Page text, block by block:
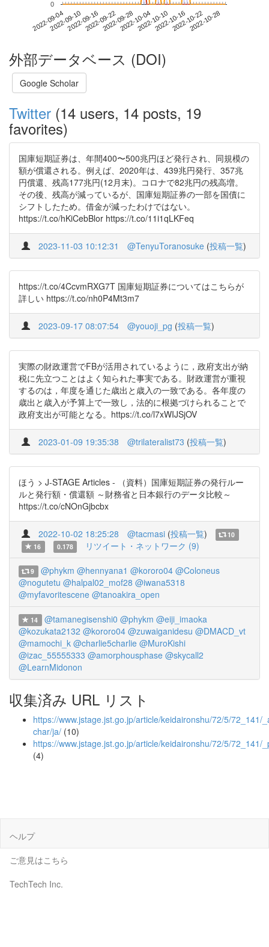
2022-09-042022-09-102022-09-162022-09-222022-09-282022-10-042022-10-102022-10-162022-10-222022-10-28
0
外部データベース (DOI)
Google Scholar
Twitter (14 users, 14 posts, 19
favorites)
国庫短期証券は、年間400〜500兆円ほど発行され、同規模の
額が償還される。例えば、2020年は、439兆円発行、357兆
円償還、残高177兆円(12月末)。コロナで82兆円の残高増。
その後、残高が減っているが、国庫短期証券の一部を国債に
シフトしたため。借金が減ったわけではない。
https://t.co/hKiCebBlor https://t.co/11i1qLKFeq
2023-11-03 10:12:31 @TenyuToranosuke (投稿一覧)
https://t.co/4CcvmRXG7T 国庫短期証券についてはこちらが
詳しい https://t.co/nh0P4Mt3m7
2023-09-17 08:07:54 @youoji_pg (投稿一覧)
実際の財政運営でFBが活用されているように，政府支出が納
税に先立つことはよく知られた事実である。財政運営が重視
するのは，年度を通じた歳出と歳入の一致である。各年度の
歳出と歳入が予算上で一致し，法的に根拠づけられることで
政府支出が可能となる。https://t.co/l7xWIJSjOV
2023-01-09 19:35:38 @trilateralist73 (投稿一覧)
ほう > J-STAGE Articles - （資料）国庫短期証券の発行ルー
ルと発行額・償還額 ～財務省と日本銀行のデータ比較～
https://t.co/cNOnGjbcbx
2022-10-02 18:25:28 @tacmasi (投稿一覧)
10
16
0.178 リツイート・ネットワーク (9)
9 @phykm @hennyana1 @kororo04 @Coloneus
@nogutetu @halpal02_mof28 @iwana5318
@myfavoritescene @tanoakira_open
14 @tamanegisenshi0 @phykm @eiji_imaoka
@kozukata2132 @kororo04 @zuwaiganidesu @DMACD_vt
@mamochi_k @charlie5charlie @MuroKishi
@izac_55555333 @amorphousphase @skycall2
@LearnMidonon
収集済み URL リスト
https://www.jstage.jst.go.jp/article/keidaironshu/72/5/72_141/
char/ja/ (10)
https://www.jstage.jst.go.jp/article/keidaironshu/72/5/72_141/
(4)
ヘルプ
ご意見はこちら
TechTech Inc.